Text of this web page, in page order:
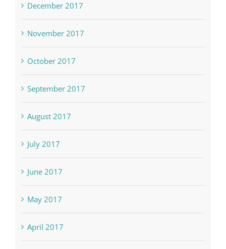
December 2017
November 2017
October 2017
September 2017
August 2017
July 2017
June 2017
May 2017
April 2017